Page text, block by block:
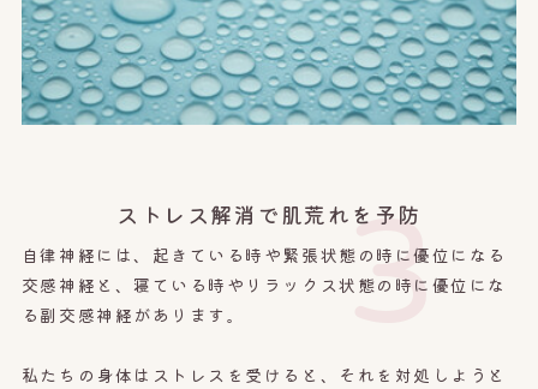
ストレス解消で肌荒れを予防
3
自律神経には、起きている時や緊張状態の時に優位になる
交感神経と、寝ている時やリラックス状態の時に優位にな
る副交感神経があります。
私たちの身体はストレスを受けると、それを対処しようと